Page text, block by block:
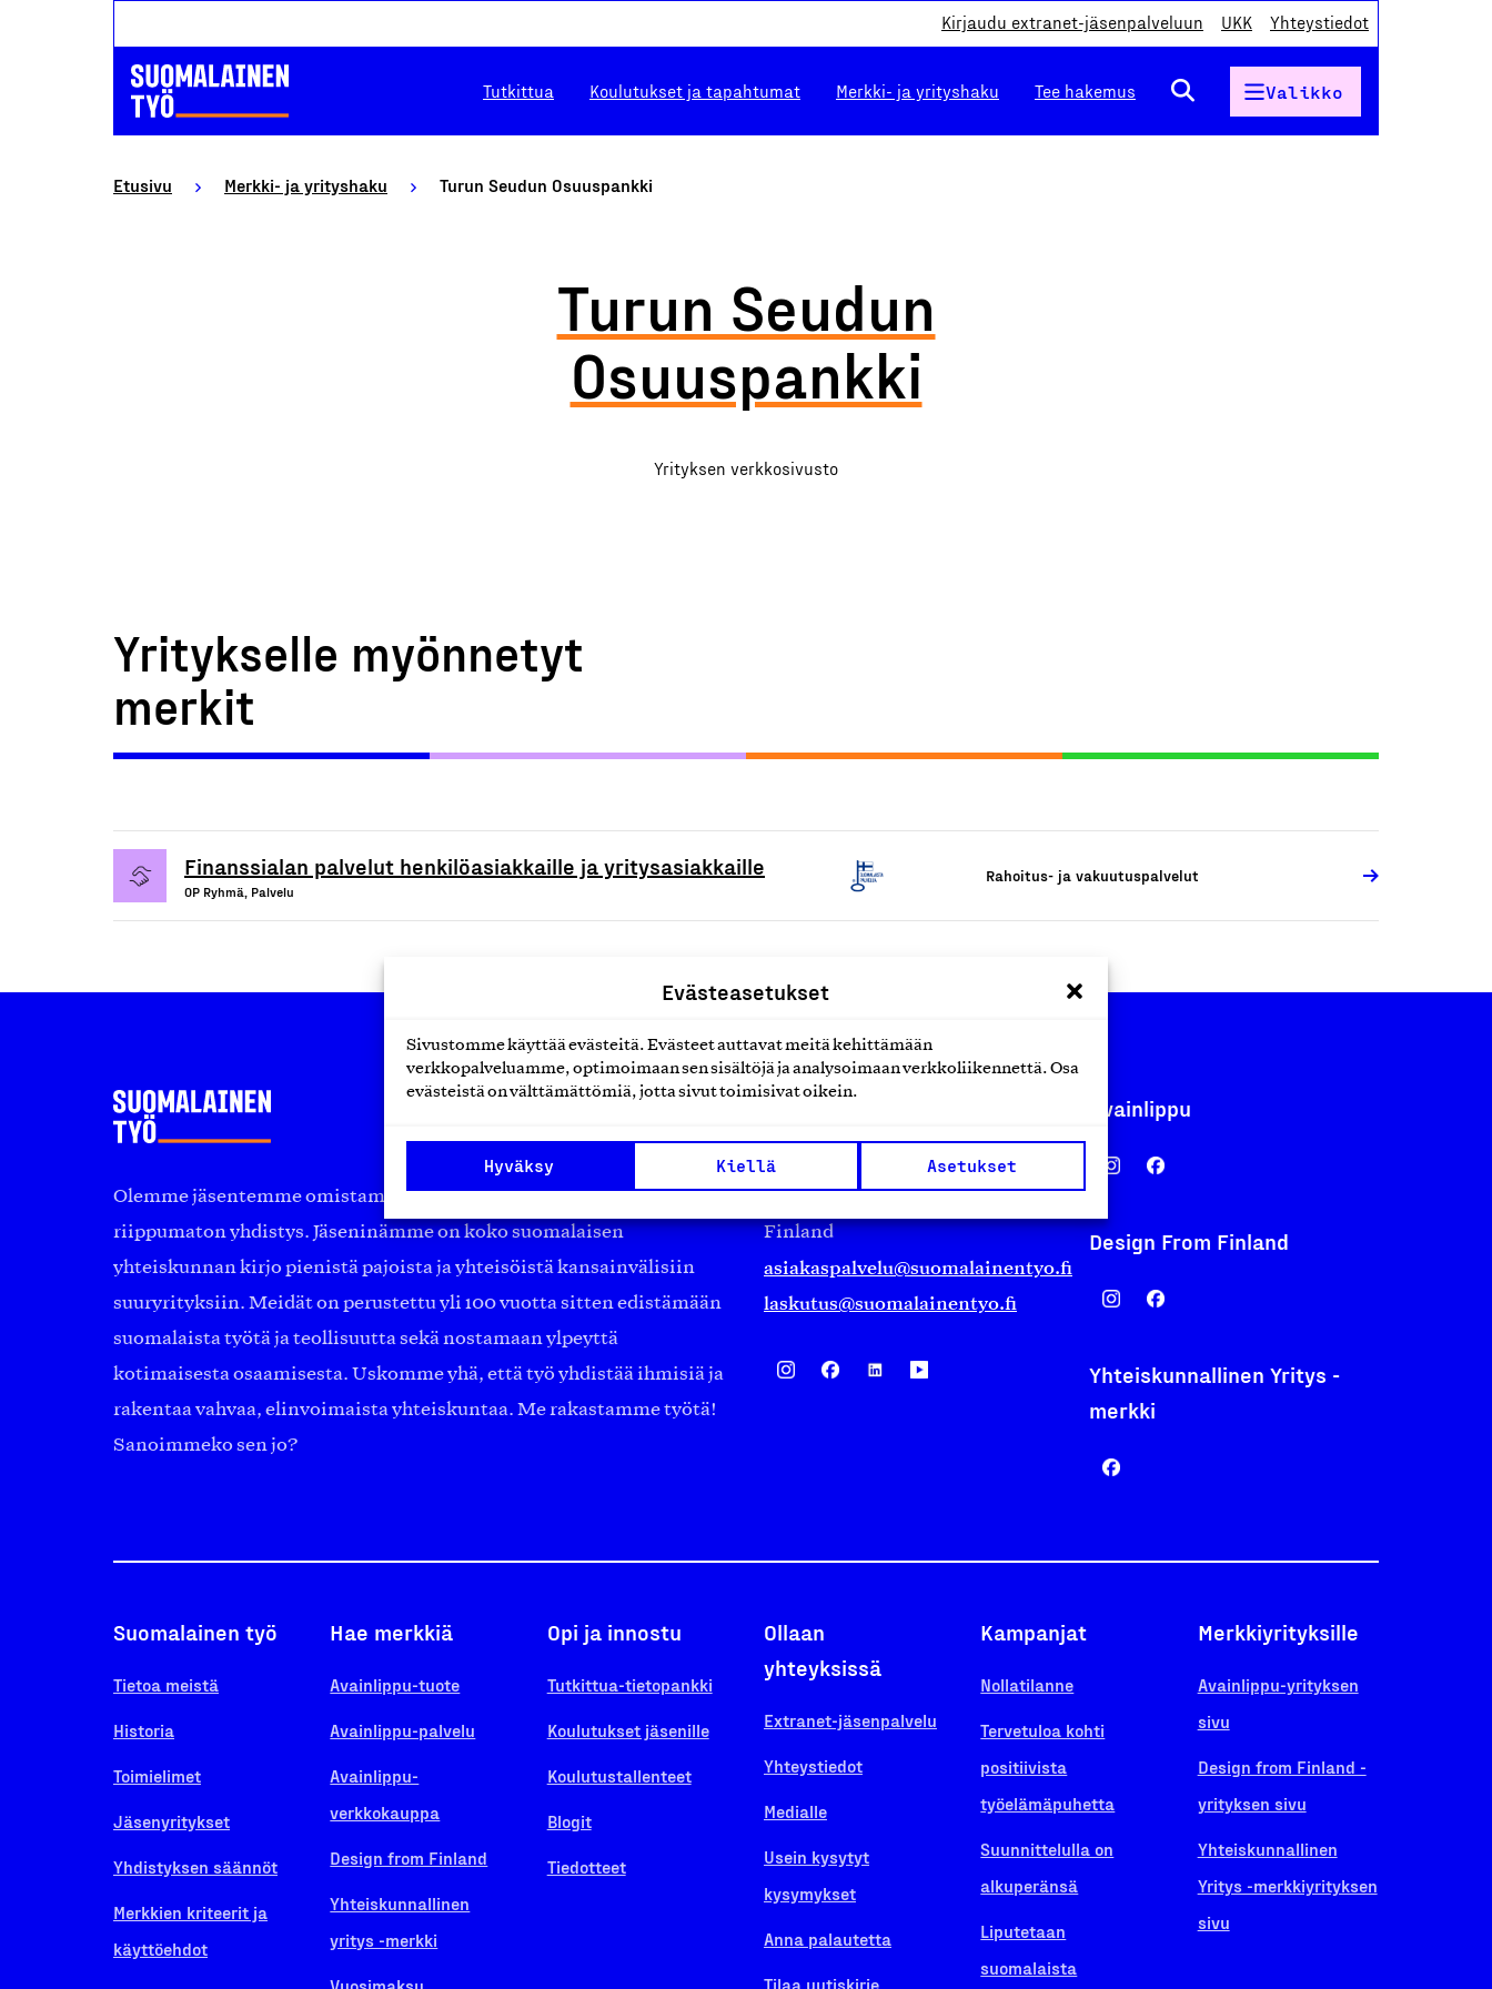
Evästeasetukset
Sivustomme käyttää evästeitä. Evästeet auttavat meitä kehittämään
verkkopalveluamme, optimoimaan sen sisältöjä ja analysoimaan verkkoliikennettä. Osa
evästeistä on välttämättömiä, jotta sivut toimisivat oikein.
Hyväksy Kiellä Asetukset
Kirjaudu extranet-jäsenpalveluun UKK Yhteystiedot
Tutkittua Koulutukset ja tapahtumat Merkki- ja yrityshaku Tee hakemus Valikko
Etusivu Merkki- ja yrityshaku Turun Seudun Osuuspankki
Turun Seudun
Osuuspankki
Yrityksen verkkosivusto
Yritykselle myönnetyt
merkit
Finanssialan palvelut henkilöasiakkaille ja yritysasiakkaille
OP Ryhmä, Palvelu
Rahoitus- ja vakuutuspalvelut
Olemme jäsentemme omistama puolueeton, työmarkkinajärjestöistä
riippumaton yhdistys. Jäseninämme on koko suomalaisen
yhteiskunnan kirjo pienistä pajoista ja yhteisöistä kansainvälisiin
suuryrityksiin. Meidät on perustettu yli 100 vuotta sitten edistämään
suomalaista työtä ja teollisuutta sekä nostamaan ylpeyttä
kotimaisesta osaamisesta. Uskomme yhä, että työ yhdistää ihmisiä ja
rakentaa vahvaa, elinvoimaista yhteiskuntaa. Me rakastamme työtä!
Sanoimmeko sen jo?
Eteläranta 14,
00130 Helsinki
Finland
asiakaspalvelu@suomalainentyo.fi
laskutus@suomalainentyo.fi
Avainlippu
Design From Finland
Yhteiskunnallinen Yritys -
merkki
Suomalainen työ
Tietoa meistä
Historia
Toimielimet
Jäsenyritykset
Yhdistyksen säännöt
Merkkien kriteerit ja
käyttöehdot
Hae merkkiä
Avainlippu-tuote
Avainlippu-palvelu
Avainlippu-
verkkokauppa
Design from Finland
Yhteiskunnallinen
yritys -merkki
Opi ja innostu
Tutkittua-tietopankki
Koulutukset jäsenille
Koulutustallenteet
Blogit
Tiedotteet
Ollaan
yhteyksissä
Extranet-jäsenpalvelu
Yhteystiedot
Medialle
Usein kysytyt
kysymykset
Anna palautetta
Tilaa uutiskirje
Kampanjat
Nollatilanne
Tervetuloa kohti
positiivista
työelämäpuhetta
Suunnittelulla on
alkuperänsä
Liputetaan
suomalaista
Merkkiyrityksille
Avainlippu-yrityksen
sivu
Design from Finland -
yrityksen sivu
Yhteiskunnallinen
Yritys -merkkiyrityksen
sivu